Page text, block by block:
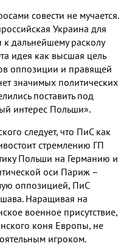
совести не мучается.
Украина для
к дальнейшему расколу
идея как высшая цель
оппозиции и правящей
значимых политических
поставить под
интерес Польши».
следует, что ПиС как
стремлению ГП
Польши на Германию и
оси Париж –
оппозицией, ПиС
Наращивая на
военное присутствие,
коня Европы, не
игроком.